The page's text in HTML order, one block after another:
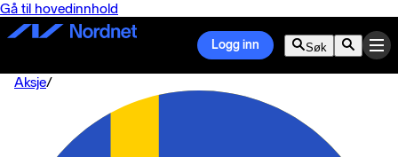
Gå til hovedinnhold
Logg inn Søk
Aksje/